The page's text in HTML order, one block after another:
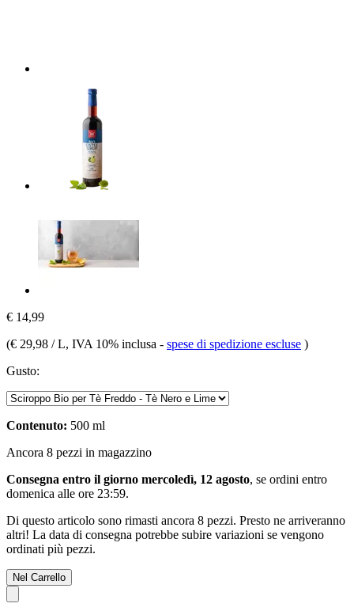
€ 14,99
(€ 29,98 / L, IVA 10% inclusa - spese di spedizione escluse )
Gusto:
Contenuto: 500 ml
Ancora 8 pezzi in magazzino
Consegna entro il giorno mercoledì, 12 agosto, se ordini entro
domenica alle ore 23:59.
Di questo articolo sono rimasti ancora 8 pezzi. Presto ne arriveranno
altri! La data di consegna potrebbe subire variazioni se vengono
ordinati più pezzi.
Nel Carrello